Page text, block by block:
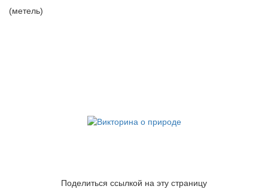
(метель)
Поделиться ссылкой на эту страницу